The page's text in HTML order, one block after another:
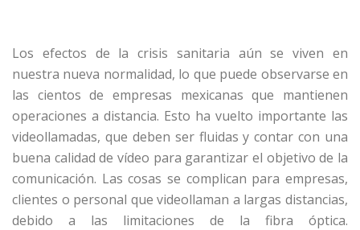
Los efectos de la crisis sanitaria aún se viven en
nuestra nueva normalidad, lo que puede observarse en
las cientos de empresas mexicanas que mantienen
operaciones a distancia. Esto ha vuelto importante las
videollamadas, que deben ser fluidas y contar con una
buena calidad de vídeo para garantizar el objetivo de la
comunicación. Las cosas se complican para empresas,
clientes o personal que videollaman a largas distancias,
debido a las limitaciones de la fibra óptica.